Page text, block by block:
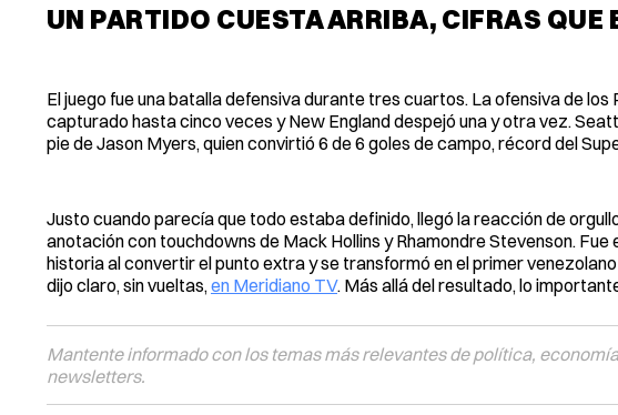
UN PARTIDO CUESTA ARRIBA, CIFRAS QUE
El juego fue una batalla defensiva durante tres cuartos. La ofensiva de
capturado hasta cinco veces y New England despejó una y otra vez.
pie de Jason Myers, quien convirtió 6 de 6 goles de campo, récord del
Justo cuando parecía que todo estaba definido, llegó la reacción de
anotación con touchdowns de Mack Hollins y Rhamondre Stevenson.
historia al convertir el punto extra y se transformó en el primer
dijo claro, sin vueltas, en Meridiano TV. Más allá del resultado, lo
Mantente informado con los temas más relevantes de política,
newsletters.